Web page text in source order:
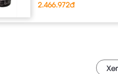
2.466.972đ